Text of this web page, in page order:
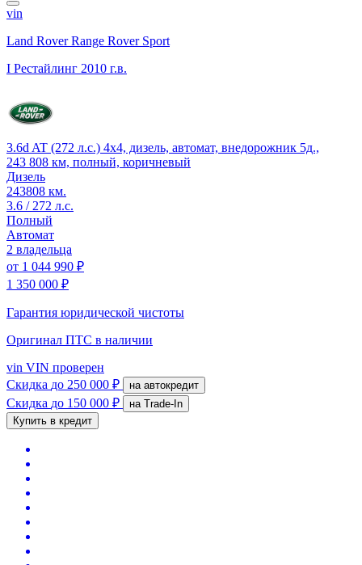
vin
Land Rover Range Rover Sport
I Рестайлинг 2010 г.в.
3.6d AT (272 л.с.) 4x4, дизель, автомат, внедорожник 5д.,
243 808 км, полный, коричневый
Дизель
243808 км.
3.6 / 272 л.с.
Полный
Автомат
2 владельца
от 1 044 990 ₽
1 350 000 ₽
Гарантия юридической чистоты
Оригинал ПТС в наличии
vin VIN проверен
Скидка до 250 000 ₽ на автокредит
Скидка до 150 000 ₽
на Trade-In
Купить в кредит